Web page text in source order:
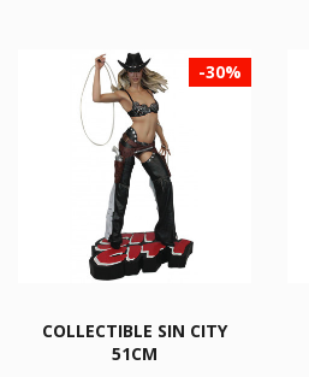
COLLECTIBLE SIN CITY
51CM
-30%